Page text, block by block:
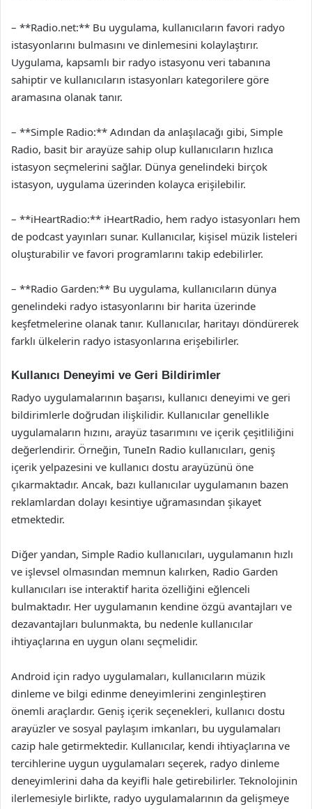
– **Radio.net:** Bu uygulama, kullanıcıların favori radyo
istasyonlarını bulmasını ve dinlemesini kolaylaştırır.
Uygulama, kapsamlı bir radyo istasyonu veri tabanına
sahiptir ve kullanıcıların istasyonları kategorilere göre
aramasına olanak tanır.
– **Simple Radio:** Adından da anlaşılacağı gibi, Simple
Radio, basit bir arayüze sahip olup kullanıcıların hızlıca
istasyon seçmelerini sağlar. Dünya genelindeki birçok
istasyon, uygulama üzerinden kolayca erişilebilir.
– **iHeartRadio:** iHeartRadio, hem radyo istasyonları hem
de podcast yayınları sunar. Kullanıcılar, kişisel müzik listeleri
oluşturabilir ve favori programlarını takip edebilirler.
– **Radio Garden:** Bu uygulama, kullanıcıların dünya
genelindeki radyo istasyonlarını bir harita üzerinde
keşfetmelerine olanak tanır. Kullanıcılar, haritayı döndürerek
farklı ülkelerin radyo istasyonlarına erişebilirler.
Kullanıcı Deneyimi ve Geri Bildirimler
Radyo uygulamalarının başarısı, kullanıcı deneyimi ve geri
bildirimlerle doğrudan ilişkilidir. Kullanıcılar genellikle
uygulamaların hızını, arayüz tasarımını ve içerik çeşitliliğini
değerlendirir. Örneğin, TuneIn Radio kullanıcıları, geniş
içerik yelpazesini ve kullanıcı dostu arayüzünü öne
çıkarmaktadır. Ancak, bazı kullanıcılar uygulamanın bazen
reklamlardan dolayı kesintiye uğramasından şikayet
etmektedir.
Diğer yandan, Simple Radio kullanıcıları, uygulamanın hızlı
ve işlevsel olmasından memnun kalırken, Radio Garden
kullanıcıları ise interaktif harita özelliğini eğlenceli
bulmaktadır. Her uygulamanın kendine özgü avantajları ve
dezavantajları bulunmakta, bu nedenle kullanıcılar
ihtiyaçlarına en uygun olanı seçmelidir.
Android için radyo uygulamaları, kullanıcıların müzik
dinleme ve bilgi edinme deneyimlerini zenginleştiren
önemli araçlardır. Geniş içerik seçenekleri, kullanıcı dostu
arayüzler ve sosyal paylaşım imkanları, bu uygulamaları
cazip hale getirmektedir. Kullanıcılar, kendi ihtiyaçlarına ve
tercihlerine uygun uygulamaları seçerek, radyo dinleme
deneyimlerini daha da keyifli hale getirebilirler. Teknolojinin
ilerlemesiyle birlikte, radyo uygulamalarının da gelişmeye